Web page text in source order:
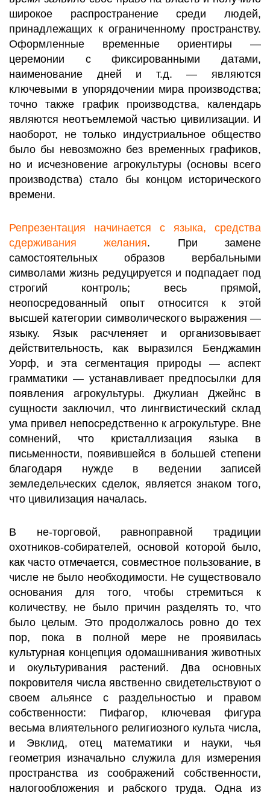
широкое распространение среди людей,
принадлежащих к ограниченному пространству.
Оформленные временные ориентиры —
церемонии с фиксированными датами,
наименование дней и т.д. — являются
ключевыми в упорядочении мира производства;
точно также график производства, календарь
являются неотъемлемой частью цивилизации. И
наоборот, не только индустриальное общество
было бы невозможно без временных графиков,
но и исчезновение агрокультуры (основы всего
производства) стало бы концом исторического
времени.
Репрезентация начинается с языка, средства
сдерживания желания. При замене
самостоятельных образов вербальными
символами жизнь редуцируется и подпадает под
строгий контроль; весь прямой,
неопосредованный опыт относится к этой
высшей категории символического выражения —
языку. Язык расчленяет и организовывает
действительность, как выразился Бенджамин
Уорф, и эта сегментация природы — аспект
грамматики — устанавливает предпосылки для
появления агрокультуры. Джулиан Джейнс в
сущности заключил, что лингвистический склад
ума привел непосредственно к агрокультуре. Вне
сомнений, что кристаллизация языка в
письменности, появившейся в большей степени
благодаря нужде в ведении записей
земледельческих сделок, является знаком того,
что цивилизация началась.
В не-торговой, равноправной традиции
охотников-собирателей, основой которой было,
как часто отмечается, совместное пользование, в
числе не было необходимости. Не существовало
основания для того, чтобы стремиться к
количеству, не было причин разделять то, что
было целым. Это продолжалось ровно до тех
пор, пока в полной мере не проявилась
культурная концепция одомашнивания животных
и окультуривания растений. Два основных
покровителя числа явственно свидетельствуют о
своем альянсе с раздельностью и правом
собственности: Пифагор, ключевая фигура
весьма влиятельного религиозного культа числа,
и Эвклид, отец математики и науки, чья
геометрия изначально служила для измерения
пространства из соображений собственности,
налогообложения и рабского труда. Одна из